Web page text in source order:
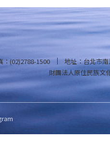
：(02)2788-1500
地址：台北市
財團法人原住民族文